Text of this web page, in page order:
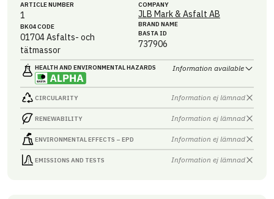
ARTICLE NUMBER
1
BK04 CODE
01704Asfalts- och
tätmassor
COMPANY
JLB Mark & Asfalt AB
BRAND NAME
BASTA ID
737906
HEALTH AND ENVIRONMENTAL HAZARDS Information available
CIRCULARITY Information ej lämnad
RENEWABILITY Information ej lämnad
ENVIRONMENTAL EFFECTS – EPD Information ej lämnad
EMISSIONS AND TESTS Information ej lämnad